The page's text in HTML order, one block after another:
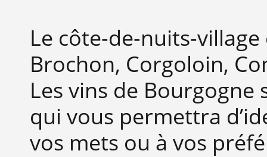
Le côte-de-nuits-village
Brochon, Corgoloin,
Les vins de
qui vous permettra
vos mets ou à vos